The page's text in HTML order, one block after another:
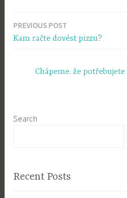
Post
PREVIOUS POST
Kam račte dovést pizzu?
Chápeme, že
Search
Recent Posts